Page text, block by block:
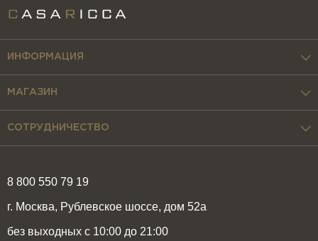
8 800 550 79 19
г. Москва, Рублевское шоссе, дом 52а
без выходных с 10:00 до 21:00
ИНФОРМАЦИЯ
МАГАЗИН
СОТРУДНИЧЕСТВО